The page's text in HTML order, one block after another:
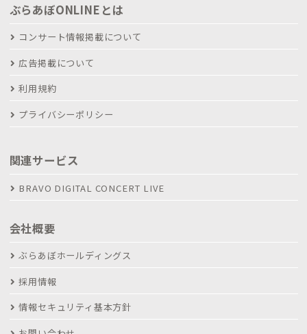
ぶらあぼONLINEとは
コンサート情報掲載について
広告掲載について
利用規約
プライバシーポリシー
関連サービス
BRAVO DIGITAL CONCERT LIVE
会社概要
ぶらあぼホールディングス
採用情報
情報セキュリティ基本方針